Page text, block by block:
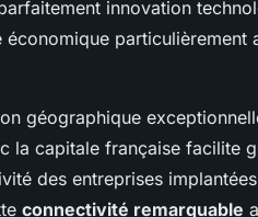
innovation
économique particulièrement
géographique
la capitale française facilite
des entreprises
connectivité remarquable